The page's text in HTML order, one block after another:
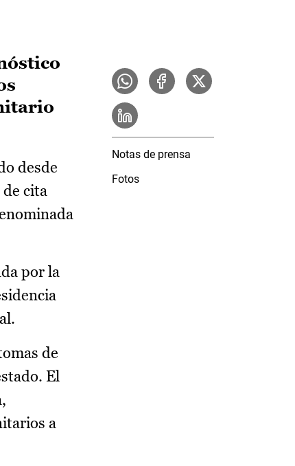
desde
de cita
por la
de
El
a
Notas de prensa
Fotos